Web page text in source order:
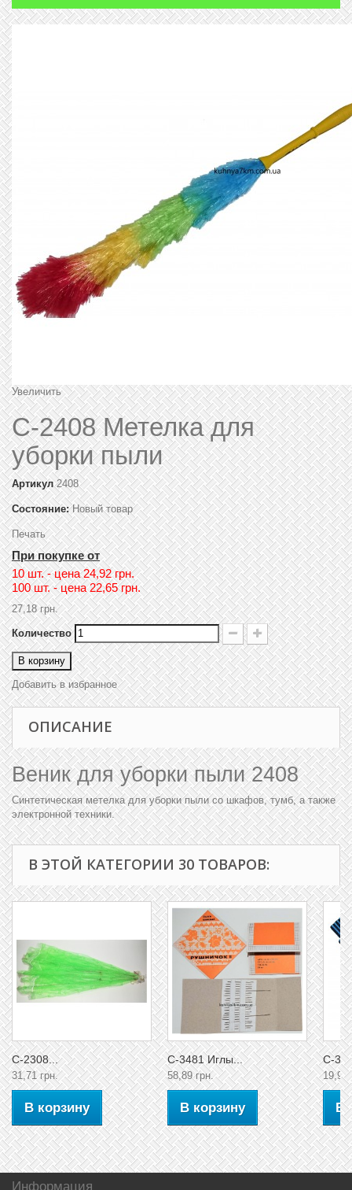
Увеличить
C-2408 Метелка для
уборки пыли
Артикул 2408
Состояние: Новый товар
Печать
При покупке от
10 шт. - цена24,92 грн.
100 шт. - цена 22,65 грн.
27,18 грн.
Количество
В корзину
Добавить в избранное
ОПИСАНИЕ
Веник для уборки пыли 2408
Синтетическая метелка для уборки пыли со шкафов, тумб, а также
электронной техники.
В ЭТОЙ КАТЕГОРИИ 30 ТОВАРОВ:
C-2308...
31,71 грн.
В корзину
C-3481 Иглы...
58,89 грн.
В корзину
C-
19,93
В
Информация